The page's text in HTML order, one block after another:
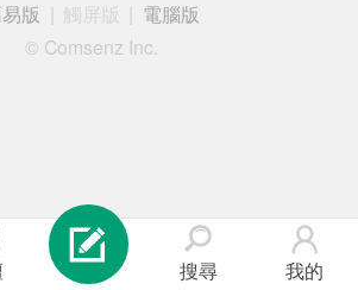
搜尋 我的
版
觸屏版
電腦版
© Comsenz Inc.